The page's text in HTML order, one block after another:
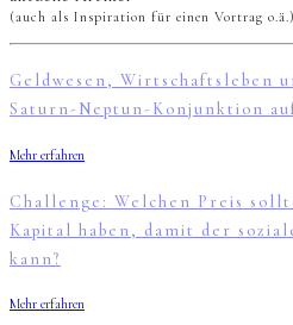
(auch als Inspiration für einen Vortrag o.ä.)
Geldwesen, Wirtschaftsleben
Saturn-Neptun-Konjunktion
Mehr erfahren
Challenge: Welchen Preis
Kapital haben, damit der
kann?
Mehr erfahren